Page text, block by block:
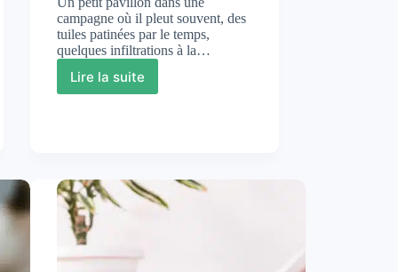
campagne où il pleut souvent, des
tuiles patinées par le temps,
quelques infiltrations à la…
Lire la suite
Hydrofuger
sens,
budget
de